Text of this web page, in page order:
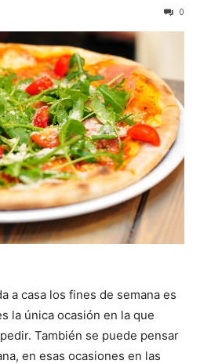
0
a casa los fines de semana es
la única ocasión en la que
También se puede pensar
en esas ocasiones en las